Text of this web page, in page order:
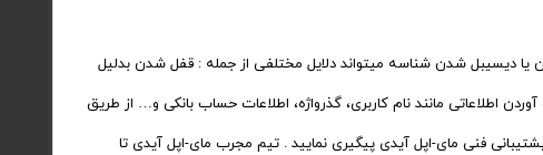
یا دیسیبل شدن شناسه میتواند دلایل مختلفی از جمله :‌ قفل شدن بدلیل
شدن بدلیل فیشینگ ( تلاش برای بدست آوردن اطلاعاتی مانند نام کاربری، گذرواژه، اطلاعات حساب بانکی و… از طریق
فنی مای-اپل آیدی پیگیری نمایید . تیم مجرب مای-اپل آیدی تا